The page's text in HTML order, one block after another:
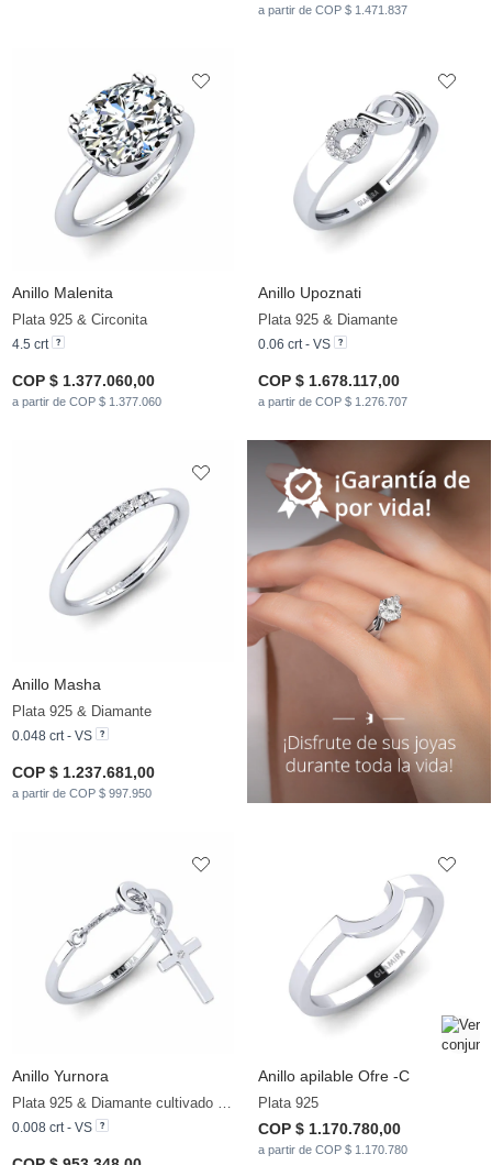
a partir de COP $ 1.471.837
Anillo Malenita
Plata 925 & Circonita
4.5 crt
COP $ 1.377.060,00
a partir de COP $ 1.377.060
Anillo Upoznati
Plata 925 & Diamante
0.06 crt - VS
COP $ 1.678.117,00
a partir de COP $ 1.276.707
Anillo Masha
Plata 925 & Diamante
0.048 crt - VS
COP $ 1.237.681,00
a partir de COP $ 997.950
Anillo Yurnora
Plata 925 & Diamante cultivado en laboratorio
0.008 crt - VS
Anillo apilable Ofre -C
Plata 925
COP $ 1.170.780,00
a partir de COP $ 1.170.780